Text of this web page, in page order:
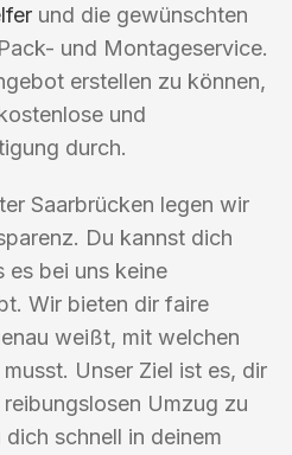
und die gewünschten
und Montageservice.
erstellen zu können,
und
durch.
Saarbrücken legen wir
Du kannst dich
es bei uns keine
Wir bieten dir faire
weißt, mit welchen
Unser Ziel ist es, dir
Umzug zu
schnell in deinem